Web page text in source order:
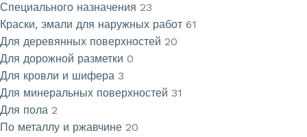
Специального назначения 23
Краски, эмали для наружных работ 61
Для деревянных поверхностей 20
Для дорожной разметки 0
Для кровли и шифера 3
Для минеральных поверхностей 31
Для пола 2
По металлу и ржавчине 20